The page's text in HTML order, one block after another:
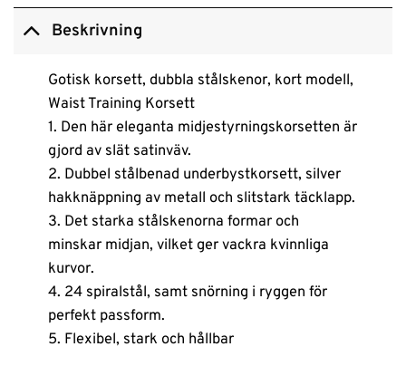
Beskrivning
Gotisk korsett, dubbla stålskenor, kort modell,
Waist Training Korsett
1. Den här eleganta midjestyrningskorsetten är
gjord av slät satinväv.
2. Dubbel stålbenad underbystkorsett, silver
hakknäppning av metall och slitstark täcklapp.
3. Det starka stålskenorna formar och
minskar midjan, vilket ger vackra kvinnliga
kurvor.
4. 24 spiralstål, samt snörning i ryggen för
perfekt passform.
5. Flexibel, stark och hållbar